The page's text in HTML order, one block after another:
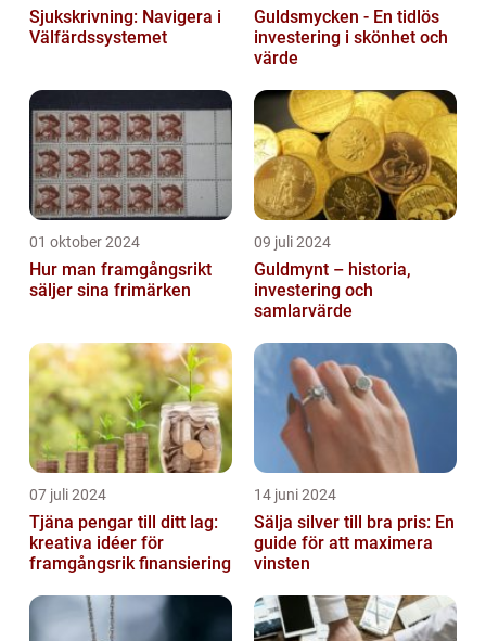
Sjukskrivning: Navigera i
Välfärdssystemet
Guldsmycken - En tidlös
investering i skönhet och
värde
01 oktober 2024
Hur man framgångsrikt
säljer sina frimärken
09 juli 2024
Guldmynt – historia,
investering och
samlarvärde
07 juli 2024
Tjäna pengar till ditt lag:
kreativa idéer för
framgångsrik finansiering
14 juni 2024
Sälja silver till bra pris: En
guide för att maximera
vinsten